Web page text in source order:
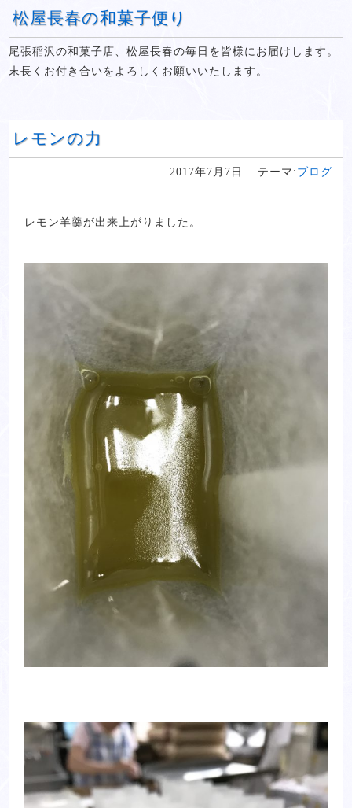
松屋長春の和菓子便り
尾張稲沢の和菓子店、松屋長春の毎日を皆様にお届けします。
末長くお付き合いをよろしくお願いいたします。
レモンの力
2017年7月7日 テーマ: ブログ
レモン羊羹が出来上がりました。